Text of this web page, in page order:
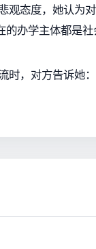
观态度，她认为
的办学主体都是
时，对方告诉她